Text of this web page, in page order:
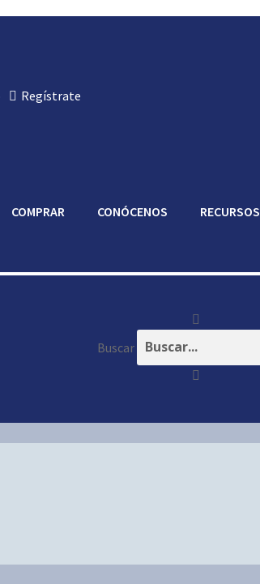
Regístrate
COMPRAR CONÓCENOS RECURSOS
Buscar